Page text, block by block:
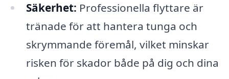
Säkerhet: Professionella flyttare är
tränade för att hantera tunga och
skrymmande föremål, vilket minskar
risken för skador både på dig och dina